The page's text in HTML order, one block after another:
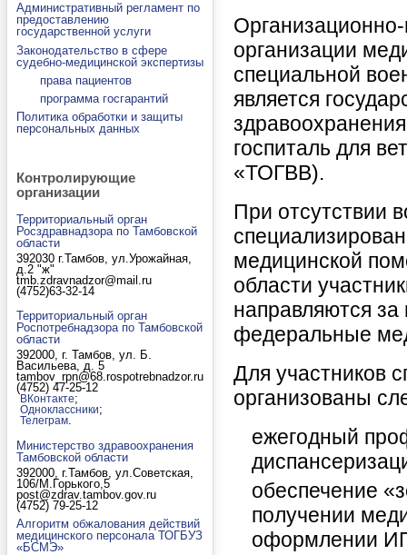
Административный регламент по
предоставлению
государственной услуги
Законодательство в сфере
судебно-медицинской экспертизы
права пациентов
программа госгарантий
Политика обработки и защиты
персональных данных
Контролирующие
организации
Территориальный орган
Росздравнадзора по Тамбовской
области
392030 г.Тамбов, ул.Урожайная,
д.2 "ж"
tmb.zdravnadzor@mail.ru
(4752)63-32-14
Территориальный орган
Роспотребнадзора по Тамбовской
области
392000, г. Тамбов, ул. Б.
Васильева, д. 5
tambov_rpn@68.rospotrebnadzor.ru
(4752) 47-25-12
ВКонтакте;
Одноклассники;
Телеграм.
Министерство здравоохранения
Тамбовской области
392000, г.Тамбов, ул.Советская,
106/М.Горького,5
post@zdrav.tambov.gov.ru
(4752) 79-25-12
Алгоритм обжалования действий
медицинского персонала ТОГБУЗ
«БСМЭ»
организации
специальной
является
госпиталь для
«ТОГВВ).
При отсутствии
медицинской
области
направляются
федеральные
Для участников
организованы
ежегодный
обеспечение
получении
оформлении